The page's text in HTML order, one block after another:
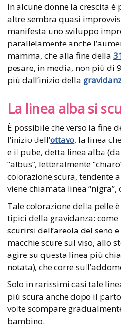
In alcune donne la crescita
altre sembra quasi
manifesta uno sviluppo
parallelamente anche
mamma, che alla fine della
pesare, in media, non più di
più dall’inizio della
La linea alba si
È possibile che verso la fine
l’inizio dell’ottavo, la linea
e il pube, detta linea alba
“albus”, letteralmente
colorazione scura, tendente
viene chiamata linea “nigra”,
Tale colorazione della pelle
tipici della gravidanza:
scurirsi dell’areola del seno
macchie scure sul viso, allo
agire su questa linea più
notata), che corre
Solo in rarissimi casi tale
più scura anche dopo il
volte scompare
bambino.